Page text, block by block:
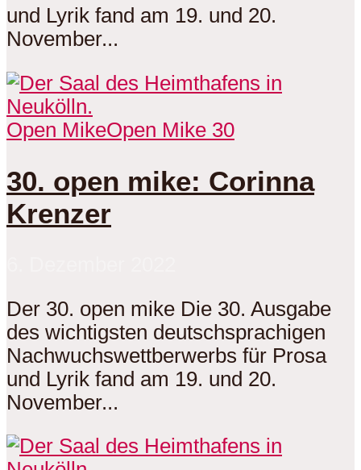
und Lyrik fand am 19. und 20.
November...
Open MikeOpen Mike 30
30. open mike: Corinna
Krenzer
Der 30. open mike Die 30. Ausgabe
des wichtigsten deutschsprachigen
Nachwuchswettberwerbs für Prosa
und Lyrik fand am 19. und 20.
November...